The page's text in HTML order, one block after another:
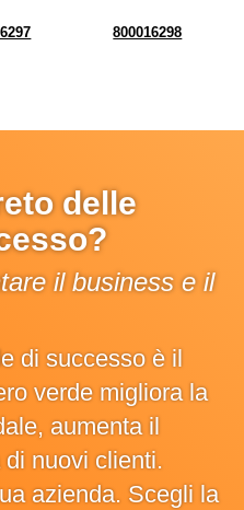
800016298
delle
il business e il
di successo è il
verde migliora la
aumenta il
nuovi clienti.
azienda. Scegli la